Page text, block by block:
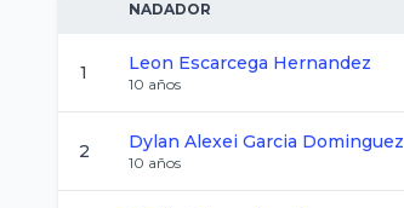
NADADOR
1 Leon Escarcega Hernandez
10 años
2 Dylan Alexei Garcia Dominguez
10 años